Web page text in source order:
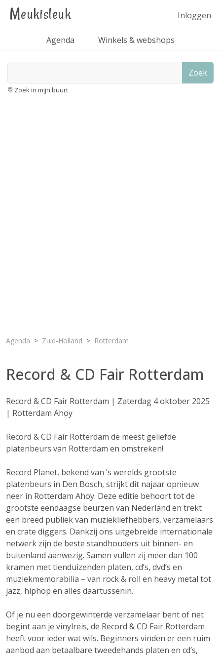
Meukisleuk Inloggen
Agenda Winkels & webshops
Zoek
Zoek in mijn buurt
Agenda Zuid-Holland Rotterdam
Record & CD Fair Rotterdam
Record & CD Fair Rotterdam | Zaterdag 4 oktober 2025
| Rotterdam Ahoy
Record & CD Fair Rotterdam de meest geliefde
platenbeurs van Rotterdam en omstreken!
Record Planet, bekend van ’s werelds grootste
platenbeurs in Den Bosch, strijkt dit najaar opnieuw
neer in Rotterdam Ahoy. Deze editie behoort tot de
grootste eendaagse beurzen van Nederland en trekt
een breed publiek van muziekliefhebbers, verzamelaars
en crate diggers. Dankzij ons uitgebreide internationale
netwerk zijn de beste standhouders uit binnen- en
buitenland aanwezig. Samen vullen zij meer dan 100
kramen met tienduizenden platen, cd’s, dvd’s en
muziekmemorabilia – van rock & roll en heavy metal tot
jazz, hiphop en alles daartussenin.
Of je nu een doorgewinterde verzamelaar bent of net
begint aan je vinylreis, de Record & CD Fair Rotterdam
heeft voor ieder wat wils. Beginners vinden er een ruim
aanbod aan betaalbare tweedehands platen en cd’s,